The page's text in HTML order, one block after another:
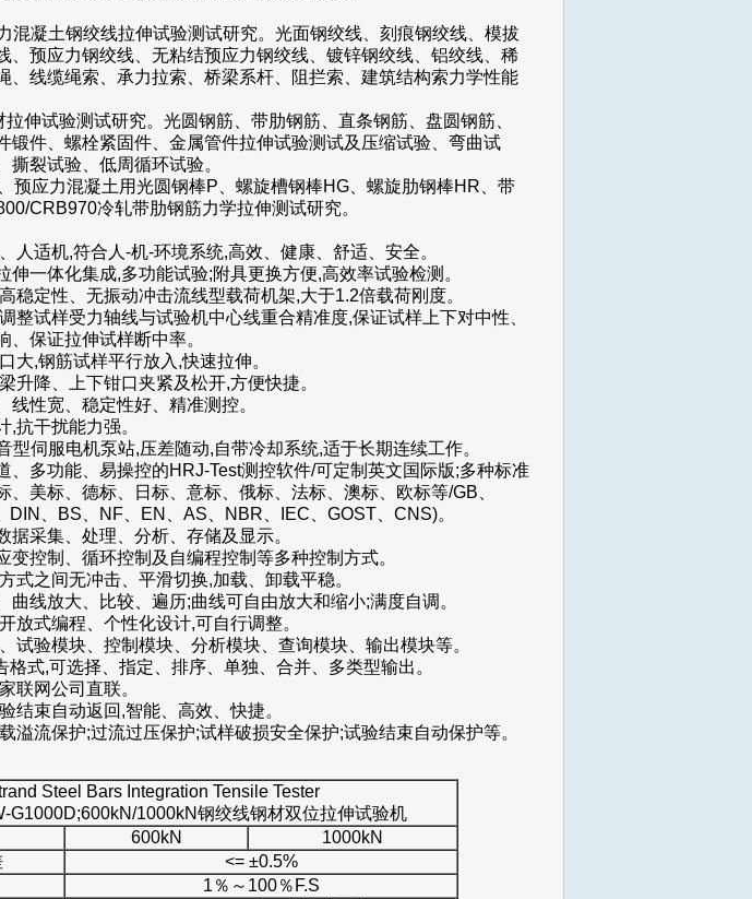
混凝土钢绞线拉伸试验测试研究。光面钢绞线、刻痕钢绞线、模拔
、预应力钢绞线、无粘结预应力钢绞线、镀锌钢绞线、铝绞线、稀
、线缆绳索、承力拉索、桥梁系杆、阻拦索、建筑结构索力学性能
伸试验测试研究。光圆钢筋、带肋钢筋、直条钢筋、盘圆钢筋、
锻件、螺栓紧固件、金属管件拉伸试验测试及压缩试验、弯曲试
裂试验、低周循环试验。
预应力混凝土用光圆钢棒P、螺旋槽钢棒HG、螺旋肋钢棒HR、带
CRB970冷轧带肋钢筋力学拉伸测试研究。
人适机,符合人-机-环境系统,高效、健康、舒适、安全。
一体化集成,多功能试验;附具更换方便,高效率试验检测。
稳定性、无振动冲击流线型载荷机架,大于1.2倍载荷刚度。
整试样受力轴线与试验机中心线重合精准度,保证试样上下对中性、
保证拉伸试样断中率。
大,钢筋试样平行放入,快速拉伸。
升降、上下钳口夹紧及松开,方便快捷。
性宽、稳定性好、精准测控。
抗干扰能力强。
伺服电机泵站,压差随动,自带冷却系统,适于长期连续工作。
、多功能、易操控的HRJ-Test测控软件/可定制英文国际版;多种标准
、美标、德标、日标、意标、俄标、法标、澳标、欧标等/GB、
DIN、BS、NF、EN、AS、NBR、IEC、GOST、CNS)。
采集、处理、分析、存储及显示。
控制、循环控制及自编程控制等多种控制方式。
式之间无冲击、平滑切换,加载、卸载平稳。
线放大、比较、遍历;曲线可自由放大和缩小;满度自调。
放式编程、个性化设计,可自行调整。
试验模块、控制模块、分析模块、查询模块、输出模块等。
式,可选择、指定、排序、单独、合并、多类型输出。
联网公司直联。
结束自动返回,智能、高效、快捷。
溢流保护;过流过压保护;试样破损安全保护;试验结束自动保护等。
Steel Bars Integration Tensile Tester
G1000D;600kN/1000kN钢绞线钢材双位拉伸试验机
600kN
1000kN
<= ±0.5%
1％～100％F.S